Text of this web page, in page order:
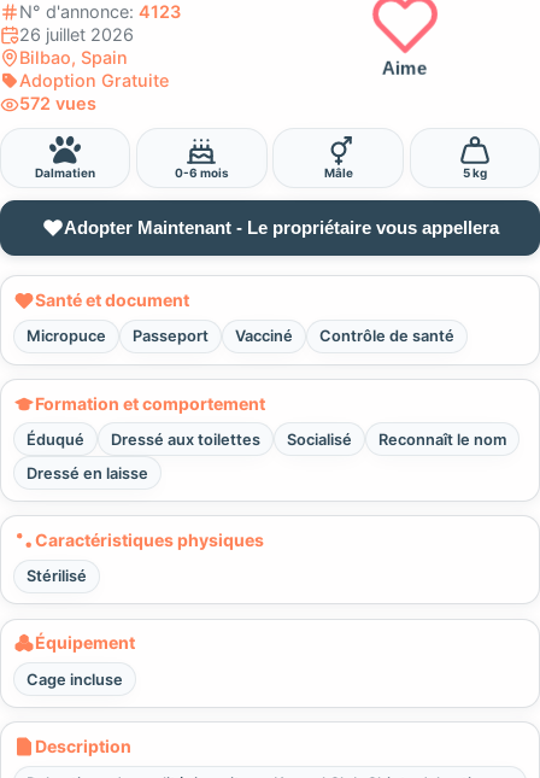
N° d'annonce: 4123
26 juillet 2026
Bilbao, Spain
Adoption Gratuite
572 vues
Aime
Dalmatien 0-6 mois Mâle 5 kg
Adopter Maintenant - Le propriétaire vous appellera
Santé et document
Micropuce Passeport Vacciné Contrôle de santé
Formation et comportement
Éduqué Dressé aux toilettes Socialisé
Reconnaît le nom
Dressé en laisse
Caractéristiques physiques
Stérilisé
Équipement
Cage incluse
Description